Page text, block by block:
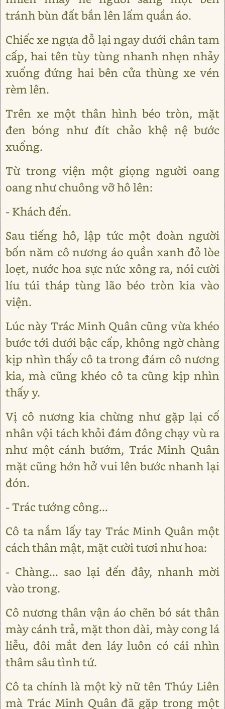
tránh bùn đất bắn lên lấm quần áo.
Chiếc xe ngựa đỗ lại ngay dưới chân tam
cấp, hai tên tùy tùng nhanh nhẹn nhảy
xuống đứng hai bên cửa thùng xe vén
rèm lên.
Trên xe một thân hình béo tròn, mặt
đen bóng như đít chảo khệ nệ bước
xuống.
Từ trong viện một giọng người oang
oang như chuông vỡ hô lên:
- Khách đến.
Sau tiếng hô, lập tức một đoàn người
bốn năm cô nương áo quần xanh đỏ lòe
loẹt, nước hoa sực nức xông ra, nói cười
líu túi tháp tùng lão béo tròn kia vào
viện.
Lúc này Trác Minh Quân cũng vừa khéo
bước tới dưới bậc cấp, không ngờ chàng
kịp nhìn thấy cô ta trong đám cô nương
kia, mà cũng khéo cô ta cũng kịp nhìn
thấy y.
Vị cô nương kia chừng như gặp lại cố
nhân vội tách khỏi đám đông chạy vù ra
như một cánh bướm, Trác Minh Quân
mặt cũng hớn hở vui lên bước nhanh lại
đón.
- Trác tướng công...
Cô ta nắm lấy tay Trác Minh Quân một
cách thân mật, mặt cười tươi như hoa:
- Chàng... sao lại đến đây, nhanh mời
vào trong.
Cô nương thân vận áo chẽn bó sát thân
mày cánh trả, mặt thon dài, mày cong lá
liễu, đôi mắt đen láy luôn có cái nhìn
thâm sâu tình tứ.
Cô ta chính là một kỳ nữ tên Thúy Liên
mà Trác Minh Quân đã gặp trong một